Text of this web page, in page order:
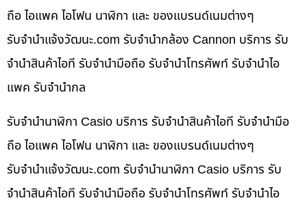
ถือ ไอแพค ไอโฟน นาฬิกา และ ของแบรนด์เนมต่างๆ
รับจํานําแจ้งวัฒนะ.com รับจำนำกล้อง Cannon บริการ รับ
จำนำสินค้าไอที รับจำนำมือถือ รับจำนำโทรศัพท์ รับจำนำไอ
แพค รับจำนำกล
รับจำนำนาฬิกา Casio บริการ รับจำนำสินค้าไอที รับจำนำมือ
ถือ ไอแพค ไอโฟน นาฬิกา และ ของแบรนด์เนมต่างๆ
รับจํานําแจ้งวัฒนะ.com รับจำนำนาฬิกา Casio บริการ รับ
จำนำสินค้าไอที รับจำนำมือถือ รับจำนำโทรศัพท์ รับจำนำไอ